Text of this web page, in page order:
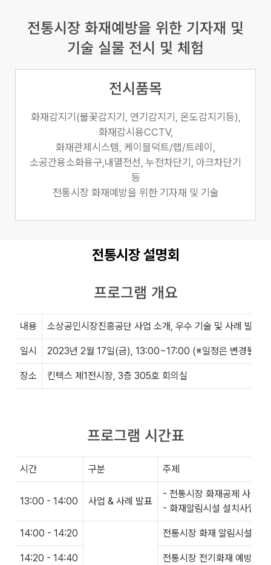
전통시장 화재예방을 위한 기자재 및
기술 실물 전시 및 체험
전시품목
화재감지기(불꽃감지기, 연기감지기, 온도감지기등),
화재감시용CCTV,
화재관제시스템, 케이블덕트/랩/트레이,
소공간용소화용구,내열전선, 누전차단기, 아크차단기
등
전통시장 화재예방을 위한 기자재 및 기술
전통시장 설명회
프로그램 개요
내용 소상공인시장진흥공단 사업 소개, 우수 기술 및 사례 발표
일시 2023년 2월 17일(금), 13:00~17:00 (※일정은 변경될 수
장소 킨텍스 제1전시장, 3층 305호 회의실
프로그램 시간표
시간 구분 주제
13:00 - 14:00 사업 & 사례 발표
- 전통시장 화재공제 사업
- 화재알림시설 설치사업
14:00 - 14:20 전통시장 화재 알림시설(무
14:20 - 14:40 전통시장 전기화재 예방 플